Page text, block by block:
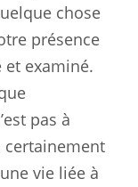
chose
présence
et examiné.
pas à
certainement
vie liée à